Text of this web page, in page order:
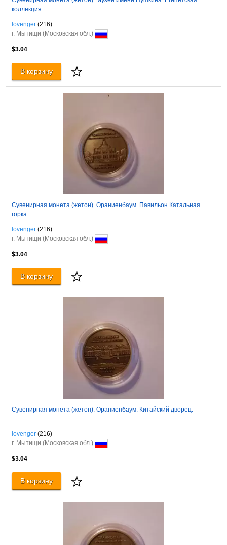
коллекция.
lovenger (216)
г. Мытищи (Московская обл.)
$3.04
В корзину
Сувенирная монета (жетон). Ораниенбаум. Павильон Катальная
горка.
lovenger (216)
г. Мытищи (Московская обл.)
$3.04
В корзину
Сувенирная монета (жетон). Ораниенбаум. Китайский дворец.
lovenger (216)
г. Мытищи (Московская обл.)
$3.04
В корзину